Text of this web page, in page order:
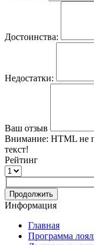
Достоинства:
Недостатки:
Ваш отзыв
Внимание: HTML не
текст!
Рейтинг
Продолжить
Информация
Главная
Программа